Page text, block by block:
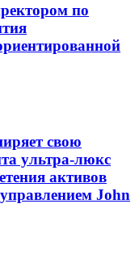
по
свою
ультра-люкс
активов
John